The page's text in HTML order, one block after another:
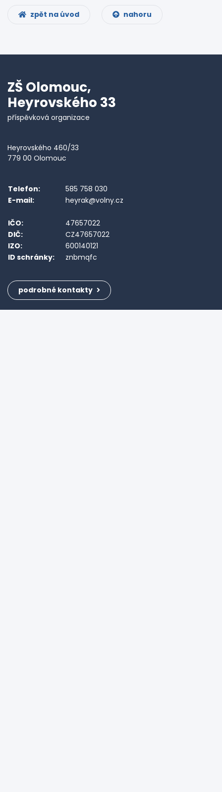
zpět na úvod nahoru
ZŠ Olomouc,
Heyrovského 33
příspěvková organizace
Heyrovského 460/33
779 00 Olomouc
Telefon:
585 758 030
E-mail:
heyrak@volny.cz
IČO:
47657022
DIČ:
CZ47657022
IZO:
600140121
ID schránky:
znbmqfc
podrobné kontakty